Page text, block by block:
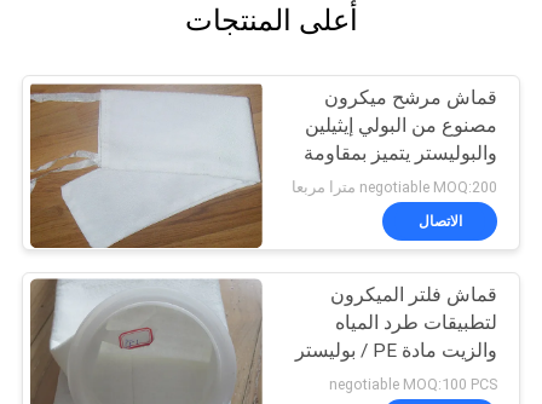
أعلى المنتجات
قماش مرشح ميكرون
مصنوع من البولي إيثيلين
والبوليستر يتميز بمقاومة
درجات الحرارة العالية
وخصائص ممتازة مضادة
للأحماض والقلويات
negotiable MOQ:200 مترا مربعا
الاتصال
قماش فلتر الميكرون
لتطبيقات طرد المياه
والزيت مادة PE / بوليستر
negotiable MOQ:100 PCS